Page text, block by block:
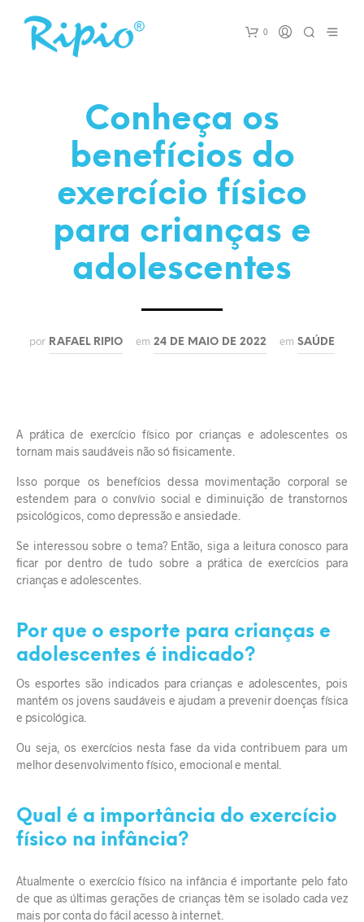
0
Conheça os
benefícios do
exercício físico
para crianças e
adolescentes
por RAFAEL RIPIO em 24 DE MAIO DE 2022 em SAÚDE
A prática de exercício físico por crianças e adolescentes os
tornam mais saudáveis não só fisicamente.
Isso porque os benefícios dessa movimentação corporal se
estendem para o convívio social e diminuição de transtornos
psicológicos, como depressão e ansiedade.
Se interessou sobre o tema? Então, siga a leitura conosco para
ficar por dentro de tudo sobre a prática de exercícios para
crianças e adolescentes.
Por que o esporte para crianças e
adolescentes é indicado?
Os esportes são indicados para crianças e adolescentes, pois
mantém os jovens saudáveis e ajudam a prevenir doenças física
e psicológica.
Ou seja, os exercícios nesta fase da vida contribuem para um
melhor desenvolvimento físico, emocional e mental.
Qual é a importância do exercício
físico na infância?
Atualmente o exercício físico na infância é importante pelo fato
de que as últimas gerações de crianças têm se isolado cada vez
mais por conta do fácil acesso à internet.